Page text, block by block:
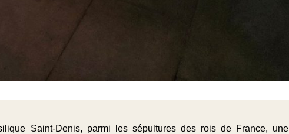
Saint-Denis, parmi les sépultures des rois de France, une